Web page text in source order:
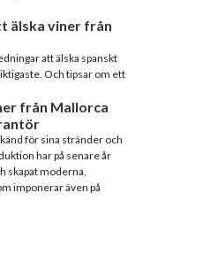
älska viner från
att älska spanskt
Och tipsar om ett
från Mallorca
för sina stränder och
har på senare år
skapat moderna,
imponerar även på